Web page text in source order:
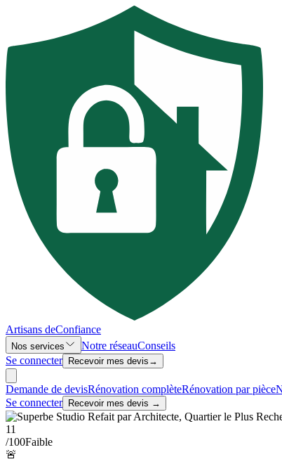
Artisans deConfiance
Nos services Notre réseauConseils
Se connecter
Recevoir mes devis →
Demande de devisRénovation complèteRénovation par pièce
Se connecter
Recevoir mes devis →
11
/100Faible
🚨